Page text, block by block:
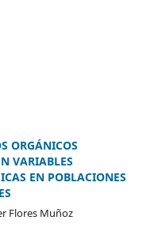
ORGÁNICOS
VARIABLES
EN POBLACIONES
Flores Muñoz